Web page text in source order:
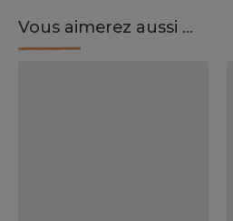
Vous aimerez aussi ...